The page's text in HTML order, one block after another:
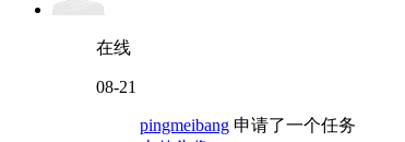
在线
08-21
pingmeibang 申请了一个任务